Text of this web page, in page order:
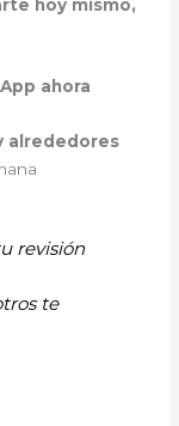
hoy mismo,
ahora
alrededores
revisión
te